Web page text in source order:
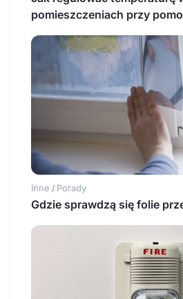
pomieszczeniach przy
Inne / Porady
Gdzie sprawdzą się folie